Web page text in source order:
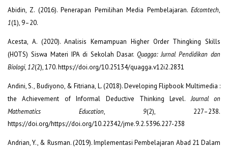
Abidin, Z. (2016). Penerapan Pemilihan Media Pembelajaran. Edcomtech,
1(1), 9–20.
Acesta, A. (2020). Analisis Kemampuan Higher Order Thingking Skills
(HOTS) Siswa Materi IPA di Sekolah Dasar. Quagga: Jurnal Pendidikan dan
Biologi, 12(2), 170. https://doi.org/10.25134/quagga.v12i2.2831
Andini, S., Budiyono, & Fitriana, L. (2018). Developing Flipbook Multimedia :
the Achievement of Informal Deductive Thinking Level.Journal on
Mathematics Education, 9(2), 227–238.
https://doi.org/https://doi.org/10.22342/jme.9.2.5396.227-238
Andrian, Y., & Rusman. (2019). Implementasi Pembelajaran Abad 21 Dalam